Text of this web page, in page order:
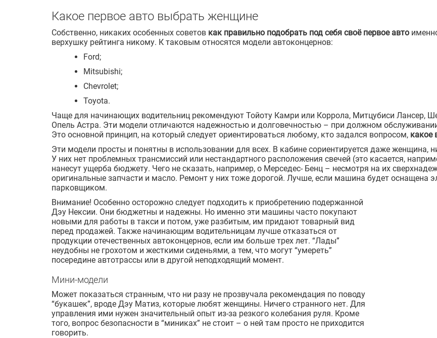
Какое первое авто выбрать женщине
Собственно, никаких особенных советов как правильно подобрать под себя своё первое авто
верхушку рейтинга никому. К таковым относятся модели автоконцернов:
Ford;
Mitsubishi;
Chevrolet;
Toyota.
Чаще для начинающих водительниц рекомендуют Тойоту Камри или Коррола, Митцубиси Лансер,
Опель Астра. Эти модели отличаются надежностью и долговечностью – при должном
Это основной принцип, на который следует ориентироваться любому, кто задался вопросом, какое
Эти модели просты и понятны в использовании для всех. В кабине сориентируется даже
У них нет проблемных трансмиссий или нестандартного расположения свечей (это касается,
нанесут ущерба бюджету. Чего не сказать, например, о Мерседес- Бенц – несмотря на их
оригинальные запчасти и масло. Ремонт у них тоже дорогой. Лучше, если машина будет
парковщиком.
Внимание! Особенно осторожно следует подходить к приобретению подержанной
Дэу Нексии. Они бюджетны и надежны. Но именно эти машины часто покупают
новыми для работы в такси и потом, уже разбитым, им придают товарный вид
перед продажей. Также начинающим водительницам лучше отказаться от
продукции отечественных автоконцернов, если им больше трех лет. “Лады”
неудобны не грохотом и жесткими сиденьями, а тем, что могут “умереть”
посередине автотрассы или в другой неподходящий момент.
Мини-модели
Может показаться странным, что ни разу не прозвучала рекомендация по поводу
“букашек”, вроде Дэу Матиз, которые любят женщины. Ничего странного нет. Для
управления ими нужен значительный опыт из-за резкого колебания руля. Кроме
того, вопрос безопасности в “миниках” не стоит – о ней там просто не приходится
говорить.